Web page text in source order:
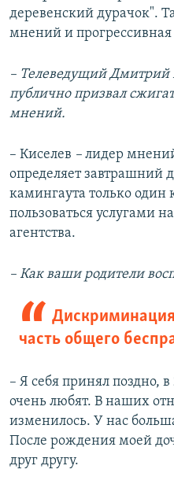
деревенский дурачок".
мнений и прогрессивная
– Телеведущий Дмитрий
публично призвал
мнений.
– Киселев – лидер
определяет завтрашний
камингаута только один
пользоваться услугами
агентства.
– Как ваши родители
часть общего
– Я себя принял поздно,
очень любят. В наших
изменилось. У нас
После рождения моей
друг другу.